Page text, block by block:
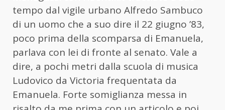
tempo dal vigile urbano Alfredo Sambuco
di un uomo che a suo dire il 22 giugno ’83,
poco prima della scomparsa di Emanuela,
parlava con lei di fronte al senato. Vale a
dire, a pochi metri dalla scuola di musica
Ludovico da Victoria frequentata da
Emanuela. Forte somiglianza messa in